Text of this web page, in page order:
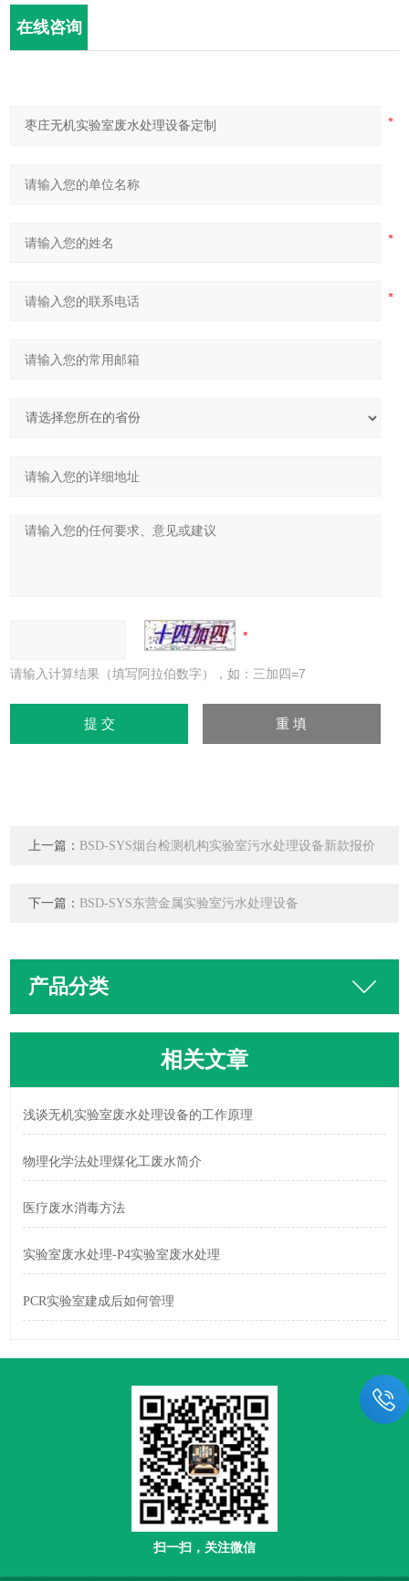
在线咨询
请输入计算结果（填写阿拉伯数字），如：三加四=7
上一篇： BSD-SYS烟台检测机构实验室污水处理设备新款报价
下一篇： BSD-SYS东营金属实验室污水处理设备
产品分类
相关文章
浅谈无机实验室废水处理设备的工作原理
物理化学法处理煤化工废水简介
医疗废水消毒方法
实验室废水处理-P4实验室废水处理
PCR实验室建成后如何管理
扫一扫，关注微信